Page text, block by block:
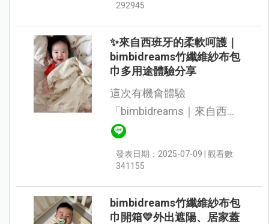
像自己手織的一樣） 現在我
～ 這條毯...
292945
✨來自西班牙的柔軟呵護｜
bimbidreams竹纖維紗布包
巾多用途體驗分享
這次有機會體驗
「bimbidreams｜來自西班
牙的柔軟體驗」，真的非常
開心！ 我們家有好幾位小朋
友，也試過不少品牌的包
bimbidreams的竹纖維...
發表日期：2025-07-09 | 觀看數:
341155
bimbidreams竹纖維紗布包
巾開箱💛外出遮陽、居家蓋